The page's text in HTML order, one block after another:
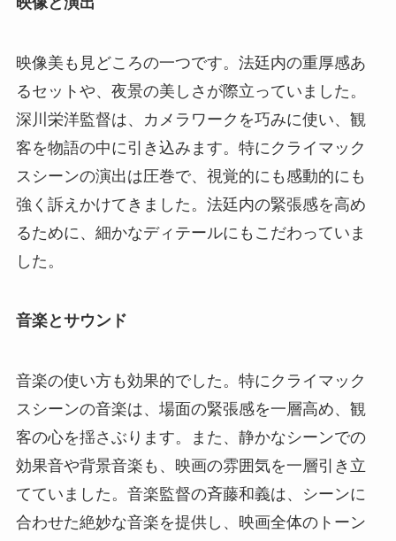
映像美も見どころの一つです。法廷内の重厚感あ
るセットや、夜景の美しさが際立っていました。
深川栄洋監督は、カメラワークを巧みに使い、観
客を物語の中に引き込みます。特にクライマック
スシーンの演出は圧巻で、視覚的にも感動的にも
強く訴えかけてきました。法廷内の緊張感を高め
るために、細かなディテールにもこだわっていま
した。
音楽とサウンド
音楽の使い方も効果的でした。特にクライマック
スシーンの音楽は、場面の緊張感を一層高め、観
客の心を揺さぶります。また、静かなシーンでの
効果音や背景音楽も、映画の雰囲気を一層引き立
てていました。音楽監督の斉藤和義は、シーンに
合わせた絶妙な音楽を提供し、映画全体のトーン